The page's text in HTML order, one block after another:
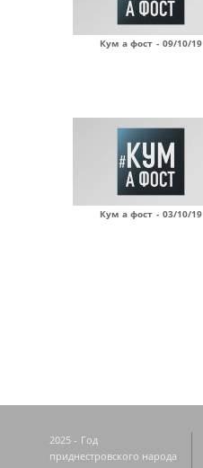
Кум а фост - 09/10/19
Кум а фост - 03/10/19
2025 - Год
приднестровского народа